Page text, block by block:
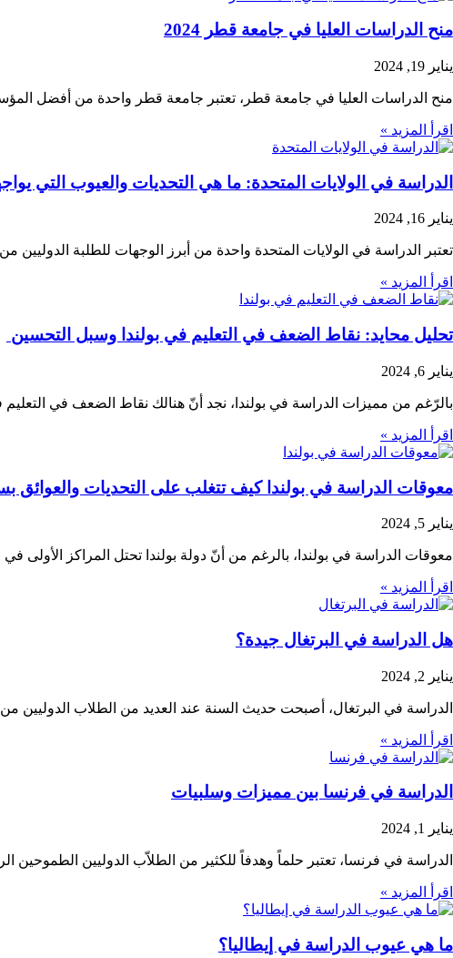
منح الدراسات العليا في جامعة قطر 2024
يناير 19, 2024
منح الدراسات العليا في جامعة قطر، تعتبر جامعة قطر واحدة من أفضل
اقرأ المزيد »
الدراسة في الولايات المتحدة: ما هي التحديات والعيوب التي
يناير 16, 2024
تعتبر الدراسة في الولايات المتحدة واحدة من أبرز الوجهات للطلبة الدوليين
اقرأ المزيد »
تحليل محايد: نقاط الضعف في التعليم في بولندا وسبل التحسين
يناير 6, 2024
بالرّغم من مميزات الدراسة في بولندا، نجد أنّ هنالك نقاط الضعف في التعليم
اقرأ المزيد »
معوقات الدراسة في بولندا كيف تتغلب على التحديات والعوائق
يناير 5, 2024
معوقات الدراسة في بولندا، بالرغم من أنّ دولة بولندا تحتل المراكز
اقرأ المزيد »
هل الدراسة في البرتغال جيدة؟
يناير 2, 2024
الدراسة في البرتغال، أصبحت حديث السنة عند العديد من الطلاب الدوليين
اقرأ المزيد »
الدراسة في فرنسا بين مميزات وسلبيات
يناير 1, 2024
الدراسة في فرنسا، تعتبر حلماً وهدفاً للكثير من الطلاّب الدوليين
اقرأ المزيد »
ما هي عيوب الدراسة في إيطاليا؟